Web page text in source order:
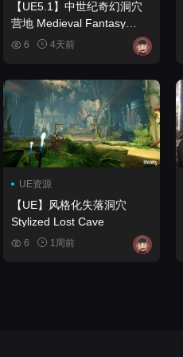
【UE5.1】中世纪奇幻洞穴
营地 Medieval Fantasy
Cave Camp
6 4天前
UE资源
【UE】风格化失落洞穴
Stylized Lost Cave
6 1周前